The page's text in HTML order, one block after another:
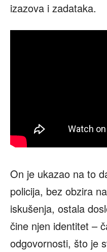
izazova i zadataka.
On je ukazao na to
policija, bez obzira
iskušenja, ostala
čine njen identitet –
odgovornosti, što je